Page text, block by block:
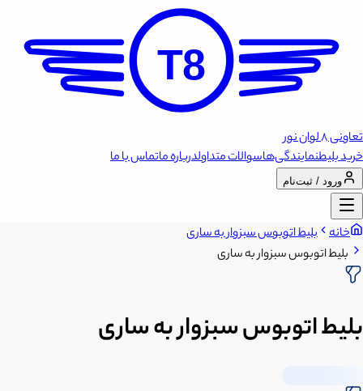
T8
تعاونی 8 لوان نور
خرید بلیطنمایندگی‌هاسوالات متداولدرباره ماتماس با ما
ورود / ثبت‌نام
خانه بلیط اتوبوس سبزوار به ساری
بلیط اتوبوس سبزوار به ساری
بلیط اتوبوس سبزوار به ساری